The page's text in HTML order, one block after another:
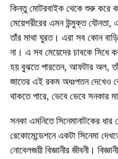
কিন্তু মোটরবাইক থেকে শুরু করে
মেয়েশরীরের এমন উন্মুক্ত যৌনতা,
তাঁর মাথা ঘুরত। এরা সব কোন
না। এ সব মেয়েদের চাবকে সিধে
হয় বুঝতে পারতেন, আফটার অল,
জাতের এই রকম অধঃপতন দেখেও
থাকতে পারে, ভেবে ভেবে সনকার
সনকা এমনিতে সিনেমানাটকের ধার
রেকোমেন্ডেশনে একটা সিনেমা
নোবেলজয়ী বিজ্ঞানীর জীবনী।